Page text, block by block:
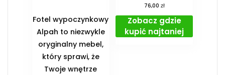
Fotel wypoczynkowy
Alpah to niezwykle
oryginalny mebel,
który sprawi, że
Twoje wnętrze
76,00 zł
Zobacz gdzie
kupić najtaniej